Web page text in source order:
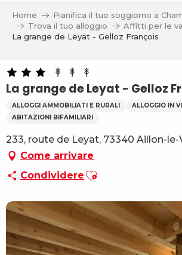
contenu
Home
Pianifica il tuo soggiorno a
Trova il tuo alloggio
Affitti per le
La grange de Leyat - Gelloz François
La grange de Leyat - Gelloz
ALLOGGI AMMOBILIATI E RURALI
ALLOGGIO IN
ABITAZIONI BIFAMILIARI
233, route de Leyat, 73340 Aillon-le-
Come arrivare
Condividere Ajouter aux favoris